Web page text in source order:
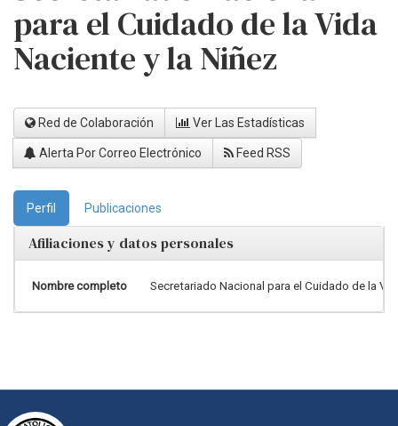
para el Cuidado de la Vida
Naciente y la Niñez
Red de Colaboración Ver Las Estadísticas
Alerta Por Correo Electrónico Feed RSS
Perfil Publicaciones
Afiliaciones y datos personales
Nombre completo Secretariado Nacional para el Cuidado de la